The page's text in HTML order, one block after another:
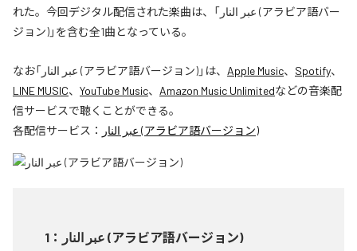
れた。今回デジタル配信された楽曲は、「عبر النار (アラビア語バー
ジョン)」を含む全1曲となっている。
なお「 عبر النار (アラビア語バージョン)」は、 Apple Music、 Spotify、
LINE MUSIC、 YouTube Music、 Amazon Music Unlimitedなどの音楽配
信サービスで聴くことができる。
各配信サービス：
عبر النار (アラビア語バージョン)
1 ： عبر النار (アラビア語バージョン)